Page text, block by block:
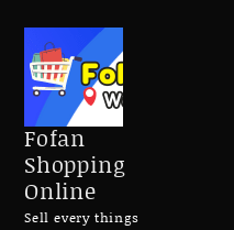
Fofan
Shopping
Online
Sell every things